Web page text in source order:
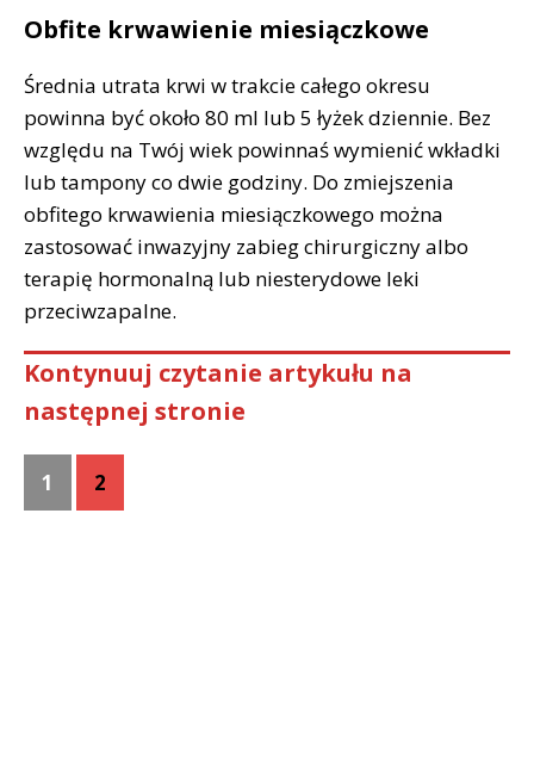
Obfite krwawienie miesiączkowe
Średnia utrata krwi w trakcie całego okresu
powinna być około 80 ml lub 5 łyżek dziennie. Bez
względu na Twój wiek powinnaś wymienić wkładki
lub tampony co dwie godziny. Do zmiejszenia
obfitego krwawienia miesiączkowego można
zastosować inwazyjny zabieg chirurgiczny albo
terapię hormonalną lub niesterydowe leki
przeciwzapalne.
Kontynuuj czytanie artykułu na
następnej stronie
1 2